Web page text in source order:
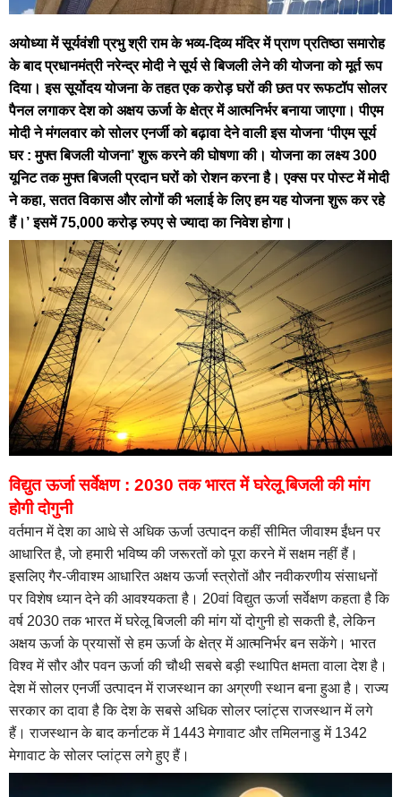
अयोध्या में सूर्यवंशी प्रभु श्री राम के भव्य-दिव्य मंदिर में प्राण प्रतिष्ठा समारोह
के बाद प्रधानमंत्री नरेन्द्र मोदी ने सूर्य से बिजली लेने की योजना को मूर्त रूप
दिया। इस सूर्योदय योजना के तहत एक करोड़ घरों की छत पर रूफटॉप सोलर
पैनल लगाकर देश को अक्षय ऊर्जा के क्षेत्र में आत्मनिर्भर बनाया जाएगा। पीएम
मोदी ने मंगलवार को सोलर एनर्जी को बढ़ावा देने वाली इस योजना ‘पीएम सूर्य
घर : मुफ्त बिजली योजना’ शुरू करने की घोषणा की। योजना का लक्ष्य 300
यूनिट तक मुफ्त बिजली प्रदान घरों को रोशन करना है। एक्स पर पोस्ट में मोदी
ने कहा, सतत विकास और लोगों की भलाई के लिए हम यह योजना शुरू कर रहे
हैं।’ इसमें 75,000 करोड़ रुपए से ज्यादा का निवेश होगा।
विद्युत ऊर्जा सर्वेक्षण : 2030 तक भारत में घरेलू बिजली की मांग
होगी दोगुनी
वर्तमान में देश का आधे से अधिक ऊर्जा उत्पादन कहीं सीमित जीवाश्म ईंधन पर
आधारित है, जो हमारी भविष्य की जरूरतों को पूरा करने में सक्षम नहीं हैं।
इसलिए गैर-जीवाश्म आधारित अक्षय ऊर्जा स्त्रोतों और नवीकरणीय संसाधनों
पर विशेष ध्यान देने की आवश्यकता है। 20वां विद्युत ऊर्जा सर्वेक्षण कहता है कि
वर्ष 2030 तक भारत में घरेलू बिजली की मांग यों दोगुनी हो सकती है, लेकिन
अक्षय ऊर्जा के प्रयासों से हम ऊर्जा के क्षेत्र में आत्मनिर्भर बन सकेंगे। भारत
विश्व में सौर और पवन ऊर्जा की चौथी सबसे बड़ी स्थापित क्षमता वाला देश है।
देश में सोलर एनर्जी उत्पादन में राजस्थान का अग्रणी स्थान बना हुआ है। राज्य
सरकार का दावा है कि देश के सबसे अधिक सोलर प्लांट्स राजस्थान में लगे
हैं। राजस्थान के बाद कर्नाटक में 1443 मेगावाट और तमिलनाडु में 1342
मेगावाट के सोलर प्लांट्स लगे हुए हैं।